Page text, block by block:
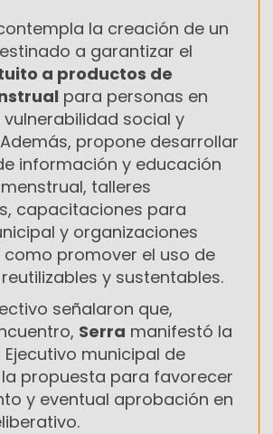
la creación de un
a garantizar el
a productos de
para personas en
social y
propone desarrollar
información y educación
talleres
capacitaciones para
y organizaciones
como promover el uso de
y sustentables.
señalaron que,
Serra manifestó la
municipal de
propuesta para favorecer
y eventual aprobación en